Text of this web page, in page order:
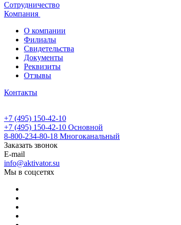
Сотрудничество
Компания
О компании
Филиалы
Свидетельства
Документы
Реквизиты
Отзывы
Контакты
+7 (495) 150-42-10
+7 (495) 150-42-10 Основной
8-800-234-80-18 Многоканальный
Заказать звонок
E-mail
info@aktivator.su
Мы в соцсетях